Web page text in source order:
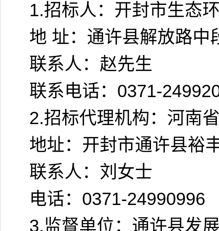
1.招标人：开封市生态
地 址：通许县解放路中
联系人：赵先生
联系电话： 0371-
2.招标代理机构：河南
地址：开封市通许县裕
联系人：刘女士
电话： 0371-24990996
3.监督单位：通许县发